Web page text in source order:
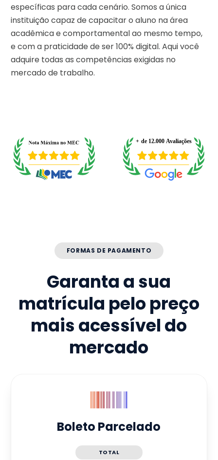
específicas para cada cenário. Somos a única
instituição capaz de capacitar o aluno na área
acadêmica e comportamental ao mesmo tempo,
e com a praticidade de ser 100% digital. Aqui você
adquire todas as competências exigidas no
mercado de trabalho.
FORMAS DE PAGAMENTO
Garanta a sua
matrícula pelo preço
mais acessível do
mercado
Boleto Parcelado
TOTAL